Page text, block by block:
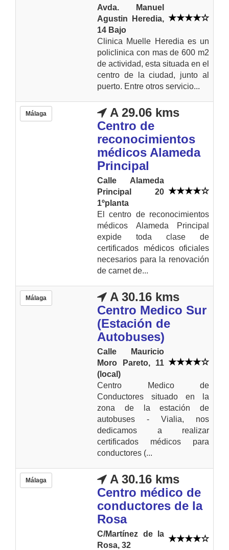
Avda. Manuel
Agustin Heredia,
14 Bajo
Clinica Muelle Heredia es un
policlinica con mas de 600 m2
de actividad, esta situada en el
centro de la ciudad, junto al
puerto. Entre otros servicio...
Málaga
A 29.06 kms
Centro de
reconocimientos
médicos Alameda
Principal
Calle Alameda
Principal 20
1ºplanta
El centro de reconocimientos
médicos Alameda Principal
expide toda clase de
certificados médicos oficiales
necesarios para la renovación
de carnet de...
Málaga
A 30.16 kms
Centro Medico Sur
(Estación de
Autobuses)
Calle Mauricio
Moro Pareto, 11
(local)
Centro Medico de
Conductores situado en la
zona de la estación de
autobuses - Vialia, nos
dedicamos a realizar
certificados médicos para
conductores (...
Málaga
A 30.16 kms
Centro médico de
conductores de la
Rosa
C/Martínez de la
Rosa, 32